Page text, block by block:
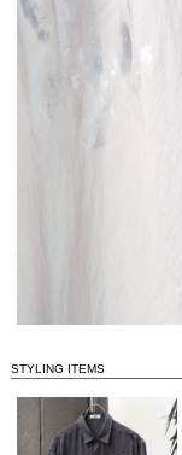
STYLING ITEMS